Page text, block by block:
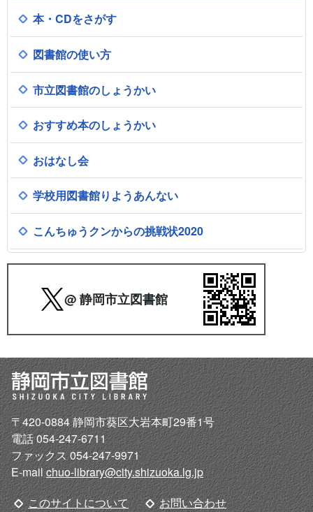
本・CDをさがす
図書館の使い方
市立図書館のしょうかい
おすすめ本のしょうかい
おはなし会
学校用図書館りようあんない
こんちゅうクンからの挑戦状2020
@ 静岡市立図書館
〒420-0884 静岡市葵区大岩本町29番1号
電話 054-247-6711
ファックス 054-247-9971
E-mailchuo-library@city.shizuoka.lg.jp
このサイトについて
お問い合わせ